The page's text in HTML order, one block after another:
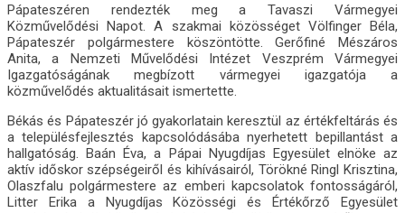
Pápateszéren rendezték meg a Tavaszi Vármegyei
Közművelődési Napot. A szakmai közösséget Völfinger Béla,
Pápateszér polgármestere köszöntötte. Gerőfiné Mészáros
Anita, a Nemzeti Művelődési Intézet Veszprém Vármegyei
Igazgatóságának megbízott vármegyei igazgatója a
közművelődés aktualitásait ismertette.
Békás és Pápateszér jó gyakorlatain keresztül az értékfeltárás és
a településfejlesztés kapcsolódásába nyerhetett bepillantást a
hallgatóság. Baán Éva, a Pápai Nyugdíjas Egyesület elnöke az
aktív időskor szépségeiről és kihívásairól, Törökné Ringl Krisztina,
Olaszfalu polgármestere az emberi kapcsolatok fontosságáról,
Litter Erika a Nyugdíjas Közösségi és Értékőrző Egyesület